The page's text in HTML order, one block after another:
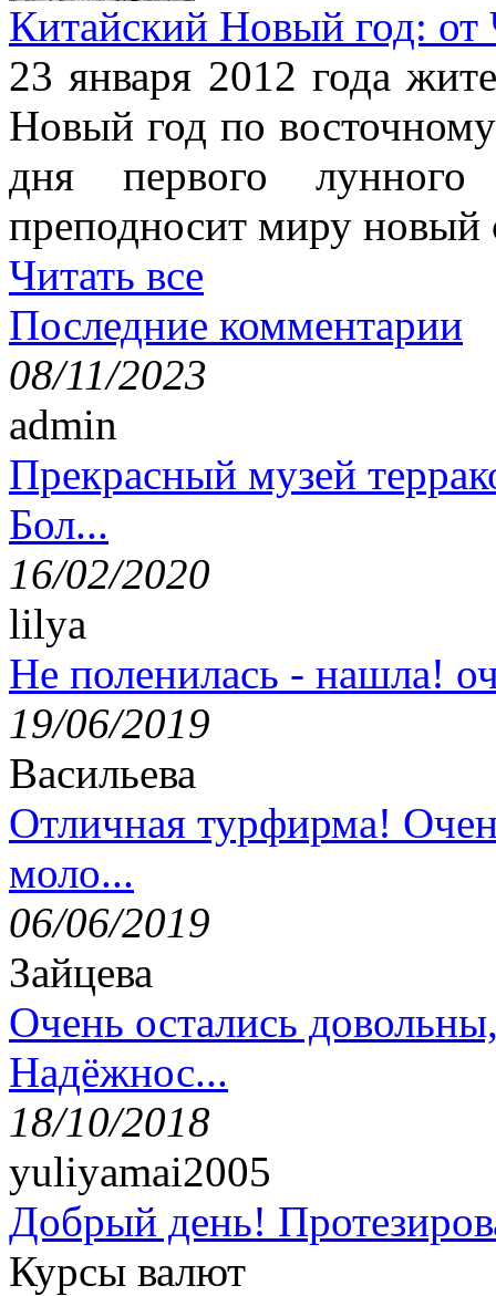
Китайский Новый год: от
23 января 2012 года
Новый год по
дня первого
преподносит миру новый
Читать все
Последние комментарии
08/11/2023
admin
Прекрасный музей
Бол...
16/02/2020
lilya
Не поленилась - нашла!
19/06/2019
Васильева
Отличная турфирма!
моло...
06/06/2019
Зайцева
Очень остались
Надёжнос...
18/10/2018
yuliyamai2005
Добрый день!
Курсы валют